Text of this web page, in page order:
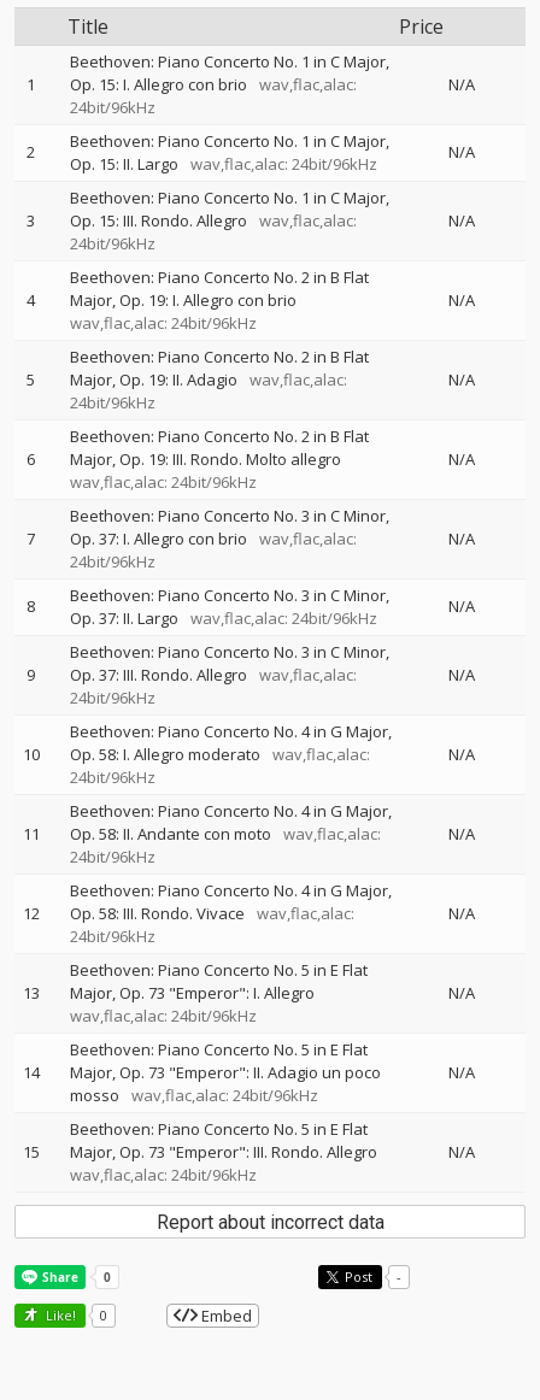
Title Price
1
Beethoven: Piano Concerto No. 1 in C Major,
Op. 15: I. Allegro con brio
wav,flac,alac:
24bit/96kHz
N/A
2
Beethoven: Piano Concerto No. 1 in C Major,
Op. 15: II. Largo
wav,flac,alac: 24bit/96kHz
N/A
3
Beethoven: Piano Concerto No. 1 in C Major,
Op. 15: III. Rondo. Allegro
wav,flac,alac:
24bit/96kHz
N/A
4
Beethoven: Piano Concerto No. 2 in B Flat
Major, Op. 19: I. Allegro con brio
wav,flac,alac: 24bit/96kHz
N/A
5
Beethoven: Piano Concerto No. 2 in B Flat
Major, Op. 19: II. Adagio
wav,flac,alac:
24bit/96kHz
N/A
6
Beethoven: Piano Concerto No. 2 in B Flat
Major, Op. 19: III. Rondo. Molto allegro
wav,flac,alac: 24bit/96kHz
N/A
7
Beethoven: Piano Concerto No. 3 in C Minor,
Op. 37: I. Allegro con brio
wav,flac,alac:
24bit/96kHz
N/A
8
Beethoven: Piano Concerto No. 3 in C Minor,
Op. 37: II. Largo
wav,flac,alac: 24bit/96kHz
N/A
9
Beethoven: Piano Concerto No. 3 in C Minor,
Op. 37: III. Rondo. Allegro
wav,flac,alac:
24bit/96kHz
N/A
10
Beethoven: Piano Concerto No. 4 in G Major,
Op. 58: I. Allegro moderato
wav,flac,alac:
24bit/96kHz
N/A
11
Beethoven: Piano Concerto No. 4 in G Major,
Op. 58: II. Andante con moto
wav,flac,alac:
24bit/96kHz
N/A
12
Beethoven: Piano Concerto No. 4 in G Major,
Op. 58: III. Rondo. Vivace
wav,flac,alac:
24bit/96kHz
N/A
13
Beethoven: Piano Concerto No. 5 in E Flat
Major, Op. 73 "Emperor": I. Allegro
wav,flac,alac: 24bit/96kHz
N/A
14
Beethoven: Piano Concerto No. 5 in E Flat
Major, Op. 73 "Emperor": II. Adagio un poco
mosso
wav,flac,alac: 24bit/96kHz
N/A
15
Beethoven: Piano Concerto No. 5 in E Flat
Major, Op. 73 "Emperor": III. Rondo. Allegro
wav,flac,alac: 24bit/96kHz
N/A
Report about incorrect data
Post -
Like! 0 Embed